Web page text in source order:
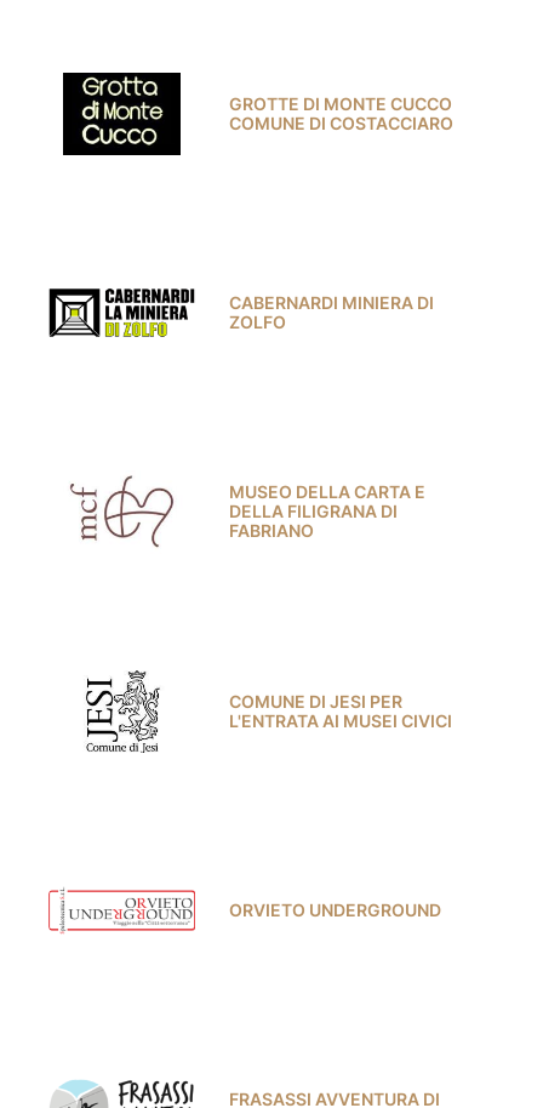
GROTTE DI MONTE CUCCO
COMUNE DI COSTACCIARO
CABERNARDI MINIERA DI
ZOLFO
MUSEO DELLA CARTA E
DELLA FILIGRANA DI
FABRIANO
COMUNE DI JESI PER
L'ENTRATA AI MUSEI CIVICI
ORVIETO UNDERGROUND
FRASASSI AVVENTURA DI